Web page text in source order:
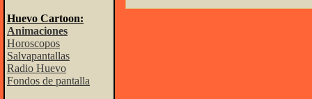
Huevo Cartoon:
Animaciones
Horoscopos
Salvapantallas
Radio Huevo
Fondos de pantalla